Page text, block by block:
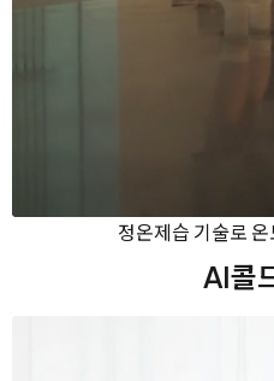
정온제습 기술로
AI콜